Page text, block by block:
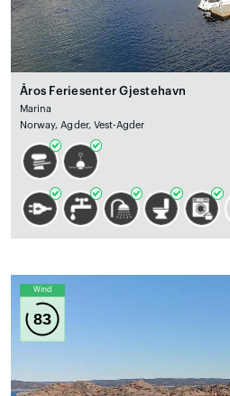
Åros Feriesenter Gjestehavn
Marina
Norway, Agder, Vest-Agder
Wind
83